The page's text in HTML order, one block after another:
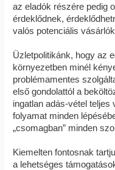
az eladók részére pedig
érdeklődnek,
valós potenciális
Üzletpolitikánk, hogy az
környezetben minél
problémamentes
első gondolattól a
ingatlan adás-vétel teljes
folyamat minden
„csomagban” minden
Kiemelten fontosnak
a lehetséges